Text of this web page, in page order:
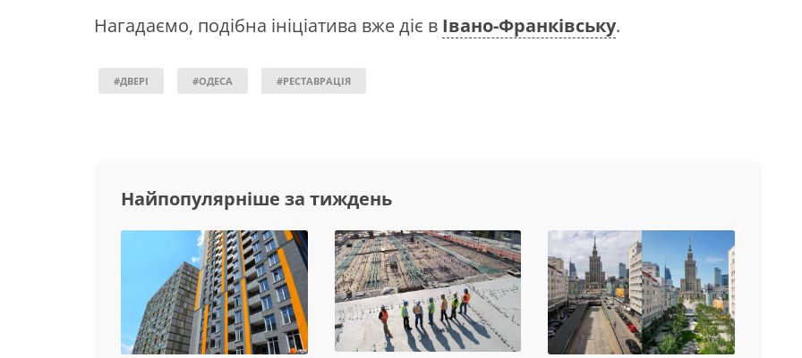
Нагадаємо, подібна ініціатива вже діє в Івано-Франківську.
#ДВЕРІ #ОДЕСА #РЕСТАВРАЦІЯ
Найпопулярніше за тиждень